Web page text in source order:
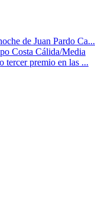
de Juan Pardo Ca...
Costa Cálida/Media
tercer premio en las ...